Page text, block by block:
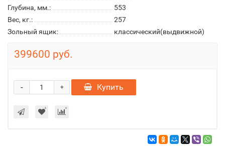
Глубина, мм.:
553
Вес, кг.:
257
Зольный ящик:
классический(выдвижной)
399600 руб.
+
- Купить